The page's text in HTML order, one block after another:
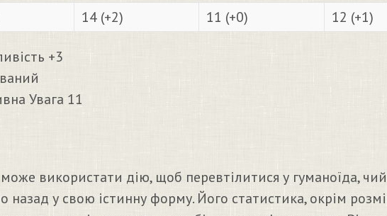
14 (+2) 11 (+0) 12 (+1)
+3
Увага 11
використати дію, щоб перевтілитися у гуманоїда,
назад у свою істинну форму. Його статистика, окрім